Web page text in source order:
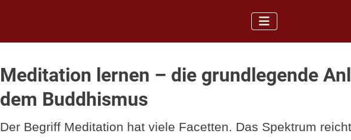
Meditation lernen – die grundlegende
dem Buddhismus
Der Begriff Meditation hat viele Facetten. Das Spektrum